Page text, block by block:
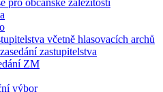
pro občanské záležitosti
včetně hlasovacích archů
zastupitelstva
ZM
výbor